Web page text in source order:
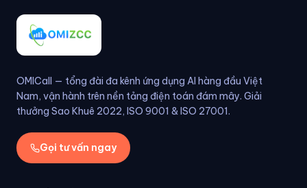
OMICall — tổng đài đa kênh ứng dụng AI hàng đầu Việt
Nam, vận hành trên nền tảng điện toán đám mây. Giải
thưởng Sao Khuê 2022, ISO 9001 & ISO 27001.
Gọi tư vấn ngay